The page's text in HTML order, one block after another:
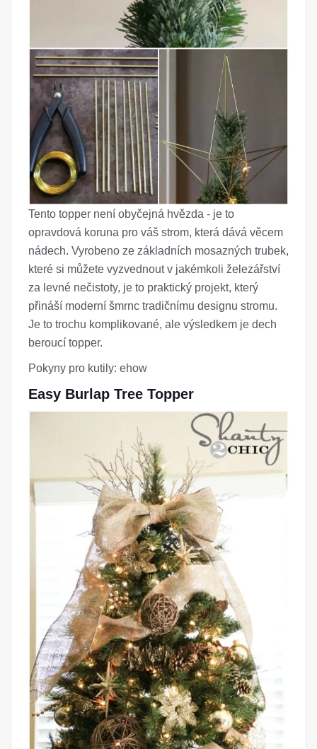
Tento topper není obyčejná hvězda - je to
opravdová koruna pro váš strom, která dává věcem
nádech. Vyrobeno ze základních mosazných trubek,
které si můžete vyzvednout v jakémkoli železářství
za levné nečistoty, je to praktický projekt, který
přináší moderní šmrnc tradičnímu designu stromu.
Je to trochu komplikované, ale výsledkem je dech
beroucí topper.
Pokyny pro kutily: ehow
Easy Burlap Tree Topper